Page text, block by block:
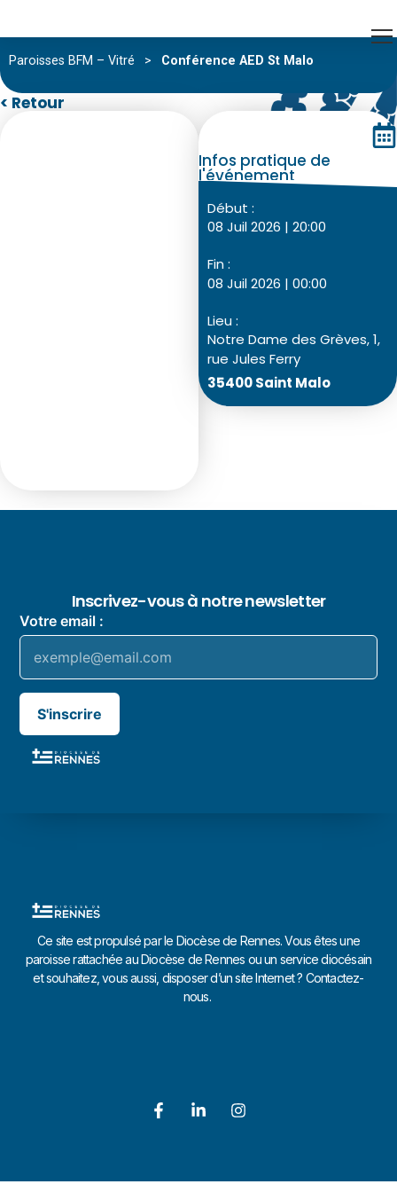
Paroisses BFM – Vitré > Conférence AED St Malo
< Retour
Infos pratique de
l'événement
Début :
08 Juil 2026 | 20:00
Fin :
08 Juil 2026 | 00:00
Lieu :
Notre Dame des Grèves, 1,
rue Jules Ferry
35400 Saint Malo
Inscrivez-vous à notre newsletter
Votre email :
S'inscrire
Ce site est propulsé par le Diocèse de Rennes. Vous êtes une
paroisse rattachée au Diocèse de Rennes ou un service diocésain
et souhaitez, vous aussi, disposer d’un site Internet ? Contactez-
nous.